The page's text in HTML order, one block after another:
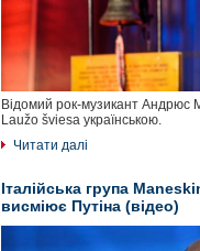
Відомий рок-музикант Андрюс
Laužo šviesa українською.
Читати далі
Італійська група
висміює Путіна (відео)